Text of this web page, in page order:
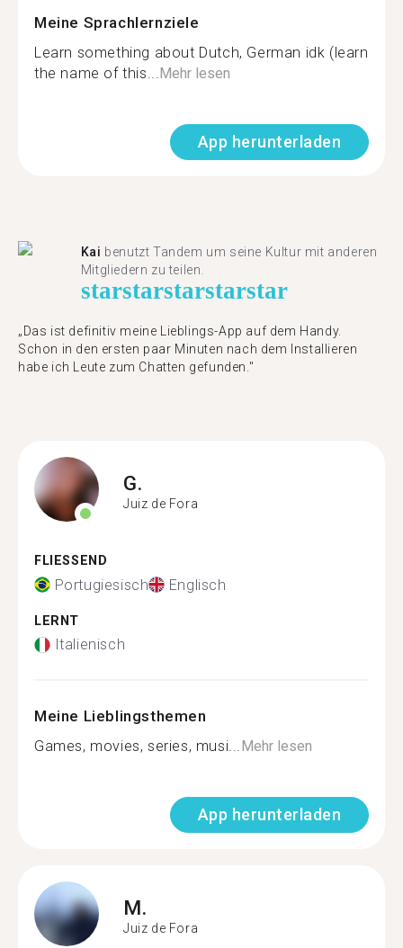
Meine Sprachlernziele
Learn something about Dutch, German idk (learn
the name of this...Mehr lesen
App herunterladen
Kai benutzt Tandem um seine Kultur mit anderen
Mitgliedern zu teilen.
starstarstarstarstar
„Das ist definitiv meine Lieblings-App auf dem Handy.
Schon in den ersten paar Minuten nach dem Installieren
habe ich Leute zum Chatten gefunden."
G.
Juiz de Fora
FLIESSEND
Portugiesisch Englisch
LERNT
Italienisch
Meine Lieblingsthemen
Games, movies, series, musi...Mehr lesen
App herunterladen
M.
Juiz de Fora